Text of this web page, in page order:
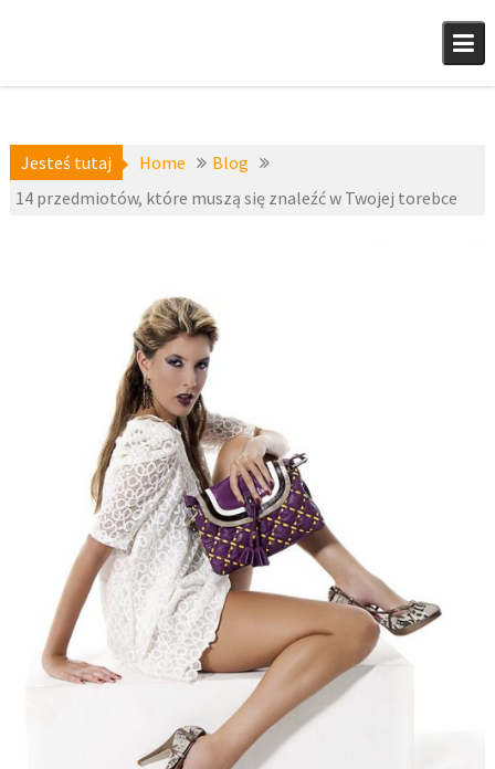
Jesteś tutaj Home
Blog
14 przedmiotów, które muszą się znaleźć w Twojej torebce